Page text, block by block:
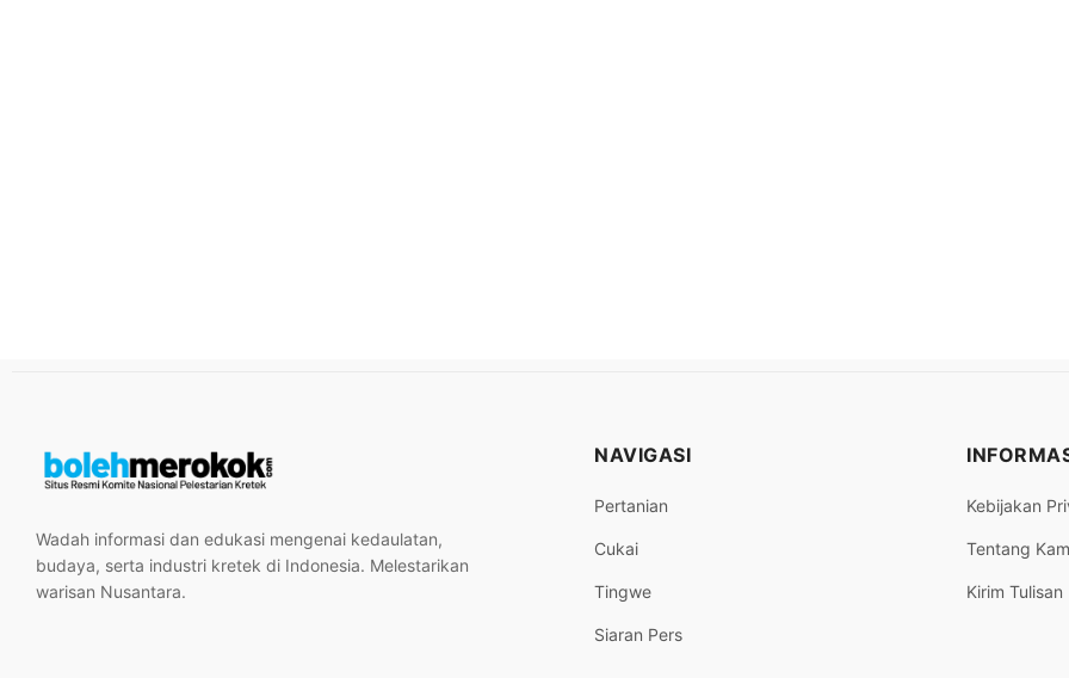
Wadah informasi dan edukasi mengenai kedaulatan,
budaya, serta industri kretek di Indonesia. Melestarikan
warisan Nusantara.
NAVIGASI
Pertanian
Cukai
Tingwe
Siaran Pers
Kebijakan
Tentang
Kirim Tulisan